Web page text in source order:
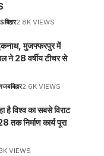
बिहार2.8K VIEWS
मुजफ्फरपुर में
ने 28 वर्षीय टीचर से
बिहार2.6K VIEWS
है विश्व का सबसे विराट
तक निर्माण कार्य पूरा
VIEWS